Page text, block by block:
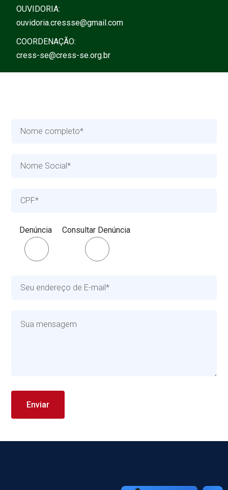
OUVIDORIA:
ouvidoria.cressse@gmail.com
COORDENAÇÃO:
cress-se@cress-se.org.br
Denúncia Consultar Denúncia